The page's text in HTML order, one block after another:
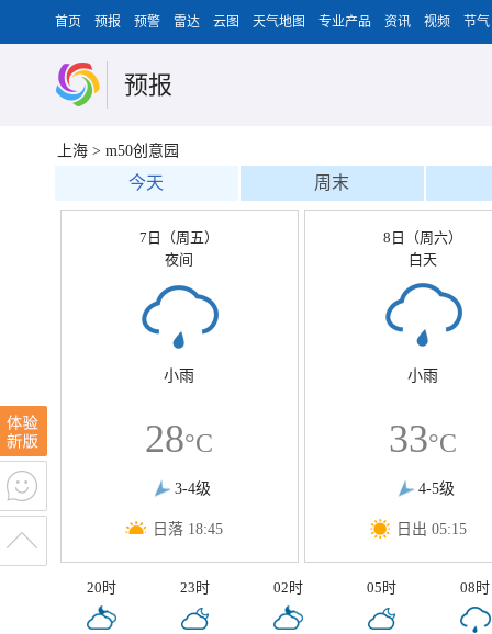
首页 预报 预警 雷达 云图 天气地图 专业产品 资讯 视频 节气
预报
上海 > m50创意园
今天 周末
7日（周五）
夜间
小雨
28°C
3-4级
日落 18:45
8日（周六）
白天
小雨
33°C
4-5级
日出 05:15
20时 23时 02时 05时 08时